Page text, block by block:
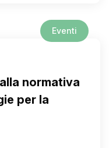
Eventi
normativa
per la